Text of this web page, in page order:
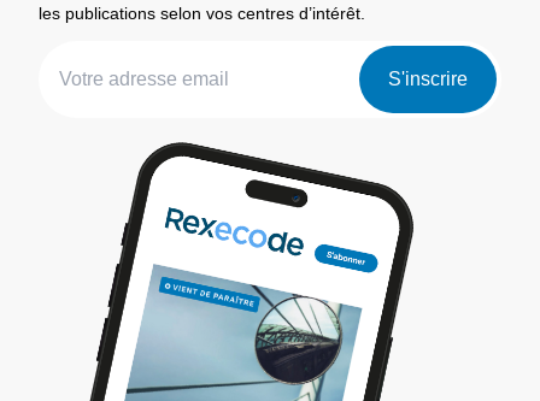
les publications selon vos centres d’intérêt.
S'inscrire